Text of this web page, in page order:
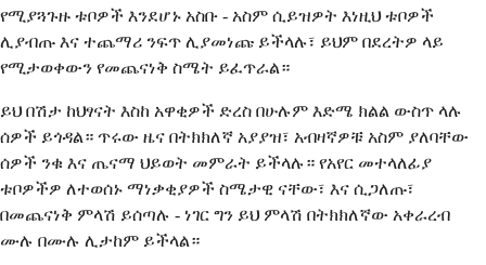
የሚያጓጉዙ ቱቦዎች እንደሆኑ አስቡ - አስም ሲይዝዎት እነዚህ ቱቦዎች
ሊያብጡ እና ተጨማሪ ንፍጥ ሊያመነጩ ይችላሉ፣ ይህም በደረትዎ ላይ
የሚታወቀውን የመጨናነቅ ስሜት ይፈጥራል።
ይህ በሽታ ከህፃናት እስከ አዋቂዎች ድረስ በሁሉም እድሜ ክልል ውስጥ ላሉ
ሰዎች ይጎዳል። ጥሩው ዜና በትክክለኛ አያያዝ፣ አብዛኛዎቹ አስም ያለባቸው
ሰዎች ንቁ እና ጤናማ ህይወት መምራት ይችላሉ። የአየር መተላለፊያ
ቱቦዎችዎ ለተወሰኑ ማነቃቂያዎች ስሜታዊ ናቸው፣ እና ሲጋለጡ፣
በመጨናነቅ ምላሽ ይሰጣሉ - ነገር ግን ይህ ምላሽ በትክክለኛው አቀራረብ
ሙሉ በሙሉ ሊታከም ይችላል።